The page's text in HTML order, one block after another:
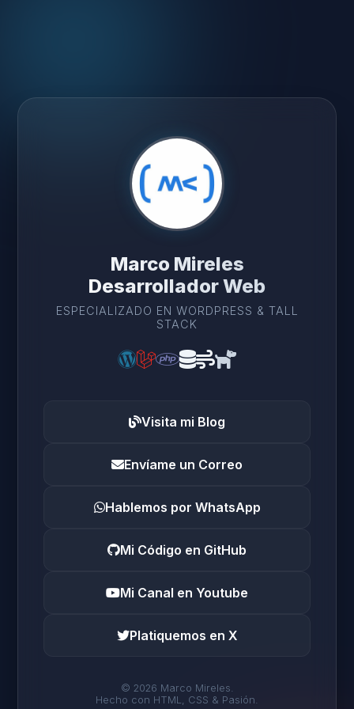
Marco Mireles
Desarrollador Web
ESPECIALIZADO EN WORDPRESS & TALL
STACK
Visita mi Blog
Envíame un Correo
Hablemos por WhatsApp
Mi Código en GitHub
Mi Canal en Youtube
Platiquemos en X
© 2026 Marco Mireles.
Hecho con HTML, CSS & Pasión.